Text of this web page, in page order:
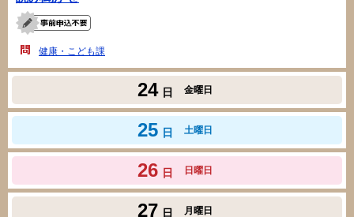
健康・こども課
24 日 金曜日
25 日 土曜日
26 日 日曜日
27 日 月曜日